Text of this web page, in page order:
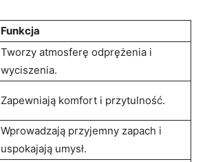
Funkcja
Tworzy atmosferę odprężenia i
wyciszenia.
Zapewniają komfort i przytulność.
Wprowadzają przyjemny zapach i
uspokajają umysł.